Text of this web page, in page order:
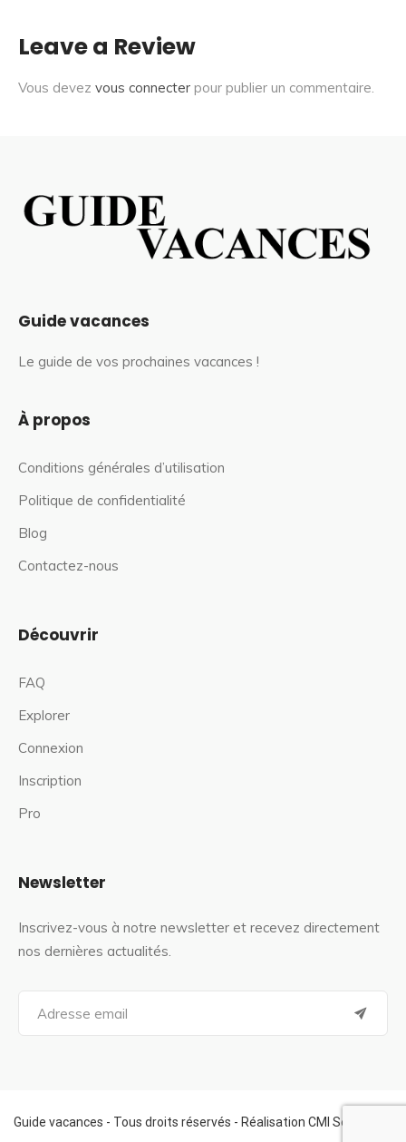
Leave a Review
Vous devez vous connecter pour publier un commentaire.
Guide vacances
Le guide de vos prochaines vacances !
À propos
Conditions générales d’utilisation
Politique de confidentialité
Blog
Contactez-nous
Découvrir
FAQ
Explorer
Connexion
Inscription
Pro
Newsletter
Inscrivez-vous à notre newsletter et recevez directement
nos dernières actualités.
a
f
o
Guide vacances - Tous droits réservés - Réalisation CMI Services